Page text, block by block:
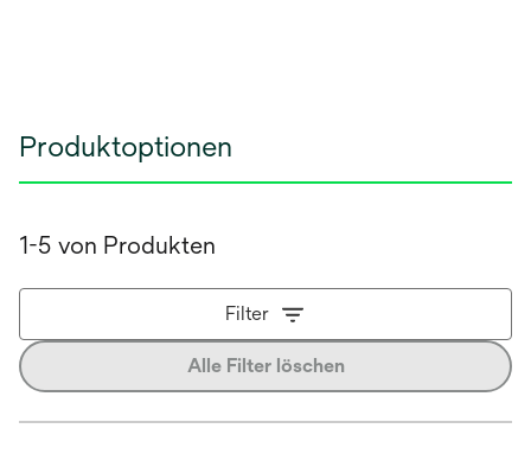
Produktoptionen
1-5 von Produkten
Filter
Alle Filter löschen